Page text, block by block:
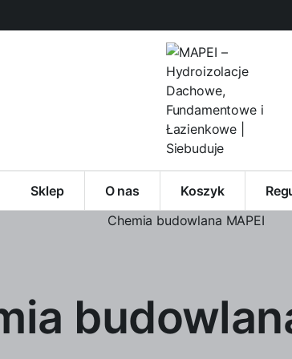
Sklep O nas Koszyk